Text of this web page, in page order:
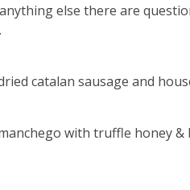
else there are
catalan sausage and
with truffle honey &